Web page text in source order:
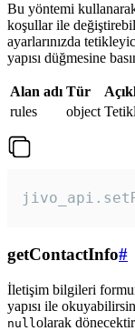
Bu yöntemi
koşullar ile
ayarlarınızda
yapısı düğmesine
Alan adı Tür
rules
object
getContactInfo#
İletişim bilgileri
yapısı ile
null olarak